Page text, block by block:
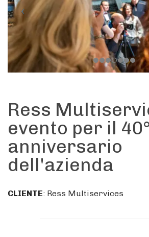
Ress
evento per il 40°
anniversario
dell'azienda
CLIENTE: Ress Multiservices